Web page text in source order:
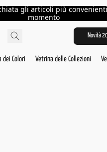
gli articoli più
momento
Novità
dei Colori Vetrina delle Collezioni